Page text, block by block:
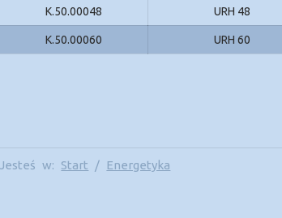
K.50.00048 URH 48
K.50.00060 URH 60
Jesteś w: Start / Energetyka